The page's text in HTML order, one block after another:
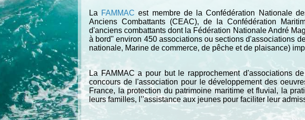
La FAMMAC est membre de la Confédération Nationale
Anciens Combattants (CEAC), de la Confédération
d'anciens combattants dont la Fédération Nationale André
à bord" environ 450 associations ou sections d'associations
nationale, Marine de commerce, de pêche et de plaisance)
La FAMMAC a pour but le rapprochement d'associations
concours de l'association pour le développement des
France, la protection du patrimoine maritime et fluvial, la
leurs familles, l’'assistance aux jeunes pour faciliter leur